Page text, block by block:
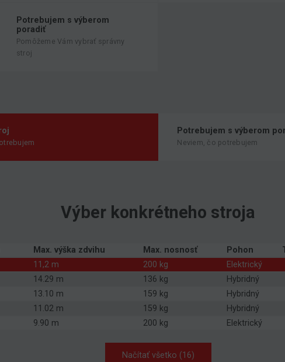
Potrebujem s výberom
poradiť
Pomôžeme Vám vybrať správny
stroj
Potrebujem s výberom
Neviem, čo potrebujem
Výber konkrétneho stroja
Max. výška zdvihu Max. nosnosť Pohon
11,2 m 200 kg
Elektrický
14.29 m 136 kg
Hybridný
13.10 m 159 kg
Hybridný
11.02 m 159 kg
Hybridný
9.90 m 200 kg Elektrický
Načítať všetko (16)